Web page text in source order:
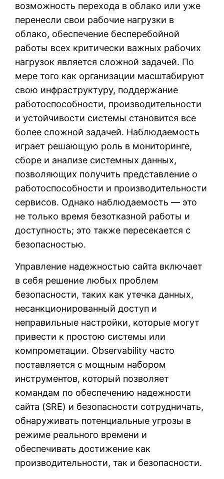
возможность перехода в облако или уже
перенесли свои рабочие нагрузки в
облако, обеспечение бесперебойной
работы всех критически важных рабочих
нагрузок является сложной задачей. По
мере того как организации масштабируют
свою инфраструктуру, поддержание
работоспособности, производительности
и устойчивости системы становится все
более сложной задачей. Наблюдаемость
играет решающую роль в мониторинге,
сборе и анализе системных данных,
позволяющих получить представление о
работоспособности и производительности
сервисов. Однако наблюдаемость — это
не только время безотказной работы и
доступность; это также пересекается с
безопасностью.
Управление надежностью сайта включает
в себя решение любых проблем
безопасности, таких как утечка данных,
несанкционированный доступ и
неправильные настройки, которые могут
привести к простою системы или
компрометации. Observability часто
поставляется с мощным набором
инструментов, который позволяет
командам по обеспечению надежности
сайта (SRE) и безопасности сотрудничать,
обнаруживать потенциальные угрозы в
режиме реального времени и
обеспечивать достижение как
производительности, так и безопасности.